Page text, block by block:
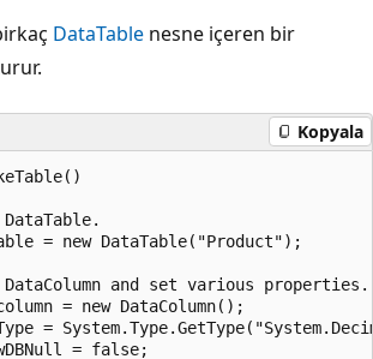
DataTable nesne içeren bir
Kopyala
= new DataTable("Product");
and set various properties.
= new DataColumn();
=
= false;